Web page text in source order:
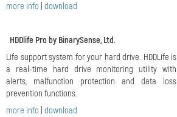
more info download
HDDlife Pro by BinarySense, Ltd.
Life support system for your hard drive. HDDLife is
a real-time hard drive monitoring utility with
alerts, malfunction protection and data loss
prevention functions.
more info download